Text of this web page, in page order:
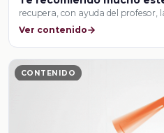
recupera, con ayuda del profesor,
Ver contenido
CONTENIDO